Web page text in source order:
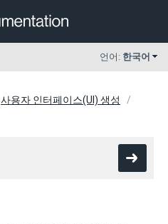
언어: 한국어
사용자 인터페이스(UI) 생성